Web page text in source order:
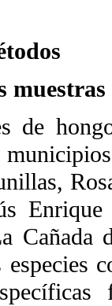
muestras
de
Cañada